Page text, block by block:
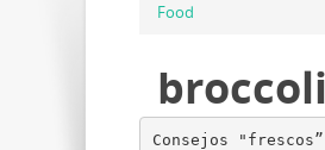
Food
Consejos "frescos”